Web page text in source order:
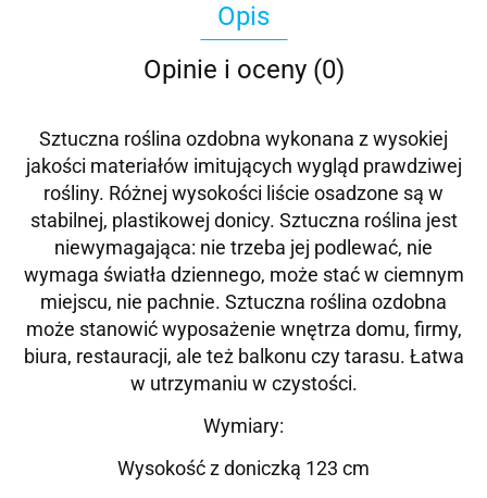
Opis
Opinie i oceny (0)
Sztuczna roślina ozdobna wykonana z wysokiej
jakości materiałów imitujących wygląd prawdziwej
rośliny. Różnej wysokości liście osadzone są w
stabilnej, plastikowej donicy. Sztuczna roślina jest
niewymagająca: nie trzeba jej podlewać, nie
wymaga światła dziennego, może stać w ciemnym
miejscu, nie pachnie. Sztuczna roślina ozdobna
może stanowić wyposażenie wnętrza domu, firmy,
biura, restauracji, ale też balkonu czy tarasu. Łatwa
w utrzymaniu w czystości.
Wymiary:
Wysokość z doniczką 123 cm